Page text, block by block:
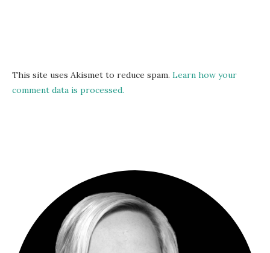
This site uses Akismet to reduce spam. Learn how your
comment data is processed.